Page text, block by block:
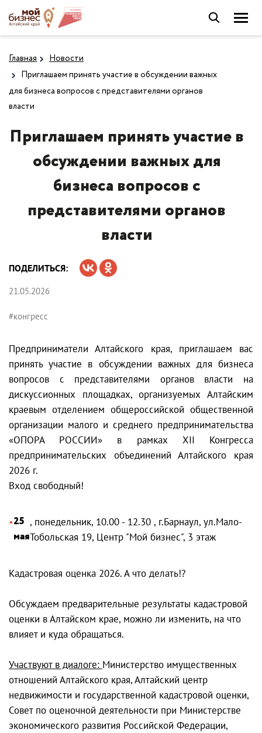
Главная
Новости
Приглашаем принять участие в обсуждении важных
для бизнеса вопросов с представителями органов
власти
Приглашаем принять участие в
обсуждении важных для
бизнеса вопросов с
представителями органов
власти
ПОДЕЛИТЬСЯ:
21.05.2026
#конгресс
Предприниматели Алтайского края, приглашаем вас
принять участие в обсуждении важных для бизнеса
вопросов с представителями органов власти на
дискуссионных площадках, организуемых Алтайским
краевым отделением общероссийской общественной
организации малого и среднего предпринимательства
«ОПОРА РОССИИ» в рамках XII Конгресса
предпринимательских объединений Алтайского края
2026 г.
Вход свободный!
25
мая
, понедельник, 10.00 - 12.30 , г.Барнаул, ул.Мало-
Тобольская 19, Центр "Мой бизнес", 3 этаж
Кадастровая оценка 2026. А что делать!?
Обсуждаем предварительные результаты кадастровой
оценки в Алтайском крае, можно ли изменить, на что
влияет и куда обращаться.
Участвуют в диалоге: Министерство имущественных
отношений Алтайского края, Алтайский центр
недвижимости и государственной кадастровой оценки,
Совет по оценочной деятельности при Министерстве
экономического развития Российской Федерации,